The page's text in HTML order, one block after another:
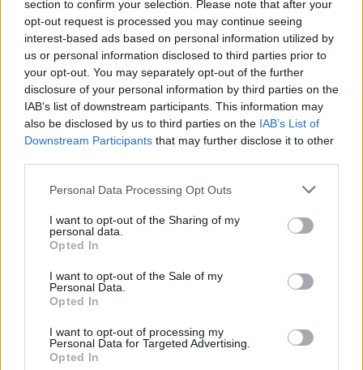
section to confirm your selection. Please note that after your
opt-out request is processed you may continue seeing
interest-based ads based on personal information utilized by
us or personal information disclosed to third parties prior to
your opt-out. You may separately opt-out of the further
disclosure of your personal information by third parties on the
IAB’s list of downstream participants. This information may
also be disclosed by us to third parties on the IAB’s List of
Downstream Participants that may further disclose it to other
Please note that this website/app uses one or more Google
not limited to your visit or usage behaviour. You may click to
grant or deny consent to Google and its third-party tags to
use your data for below specified purposes in below Google
consent section.
Personal Data Processing Opt Outs
I want to opt-out of the Sharing of my
personal data.
Opted In
I want to opt-out of the Sale of my
Personal Data.
Opted In
I want to opt-out of processing my
Personal Data for Targeted Advertising.
Opted In
CRONACA
Un’esplosione che scuote Piana
del Sole: vulnerabilità e speranza
in un quartiere dimenticato
23 Marzo 2026 - 11:44Italo Lauro
frantumi due palazzine. La devastazione che ne è
seguita ha…
Leggi l’articolo →
ULTIME NOTIZIE
La spesa a rate a Roma: una